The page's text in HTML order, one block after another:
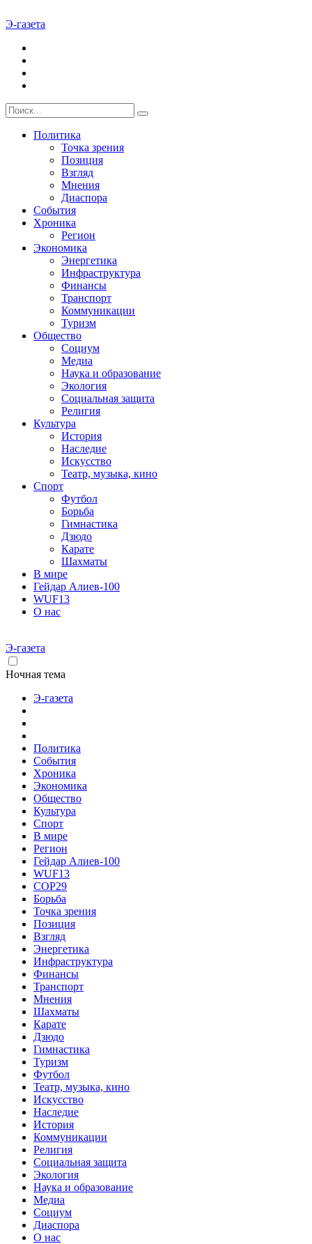
Э-газета
Политика
Точка зрения
Позиция
Взгляд
Мнения
Диаспора
События
Хроника
Регион
Экономика
Энергетика
Инфраструктура
Финансы
Транспорт
Коммуникации
Туризм
Общество
Социум
Медиа
Наука и образование
Экология
Социальная защита
Религия
Культура
История
Наследие
Искусство
Театр, музыка, кино
Спорт
Футбол
Борьба
Гимнастика
Дзюдо
Карате
Шахматы
В мире
Гейдар Алиев-100
WUF13
О нас
Э-газета
Ночная тема
Э-газета
Политика
События
Хроника
Экономика
Общество
Культура
Спорт
В мире
Регион
Гейдар Алиев-100
WUF13
COP29
Борьба
Точка зрения
Позиция
Взгляд
Энергетика
Инфраструктура
Финансы
Транспорт
Мнения
Шахматы
Карате
Дзюдо
Гимнастика
Туризм
Футбол
Театр, музыка, кино
Искусство
Наследие
История
Коммуникации
Религия
Социальная защита
Экология
Наука и образование
Медиа
Социум
Диаспора
О нас